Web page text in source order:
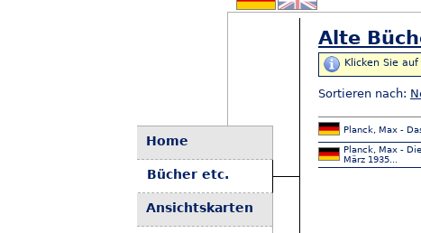
Home
Bücher etc.
Ansichtskarten
Alte
Klicken Sie
Sortieren nach:
Planck, Max -
Planck, Max -
März 1935...